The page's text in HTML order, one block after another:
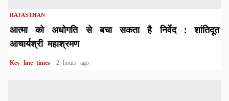
RAJASTHAN
आत्मा को अधोगति से बचा सकता है निर्वेद : शांतिदूत
आचार्यश्री महाश्रमण
Key line times 2 hours ago